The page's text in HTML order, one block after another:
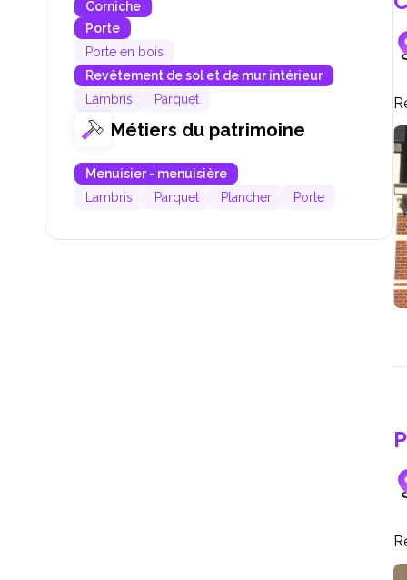
Corniche
Porte
Porte en bois
Revêtement de sol et de mur intérieur
Lambris
Parquet
Métiers du patrimoine
Menuisier - menuisière
Lambris
Parquet Plancher Porte